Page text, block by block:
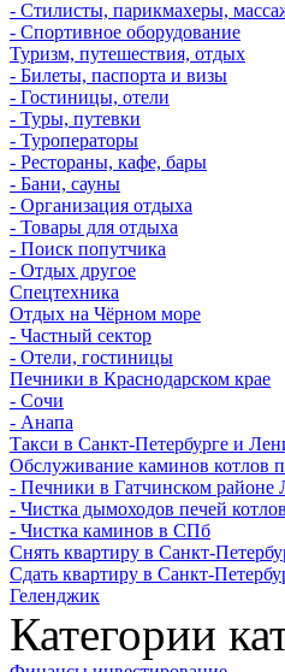
- Стилисты, парикмахеры,
- Спортивное оборудование
Туризм, путешествия, отдых
- Билеты, паспорта и визы
- Гостиницы, отели
- Туры, путевки
- Туроператоры
- Рестораны, кафе, бары
- Бани, сауны
- Организация отдыха
- Товары для отдыха
- Поиск попутчика
- Отдых другое
Спецтехника
Отдых на Чёрном море
- Частный сектор
- Отели, гостиницы
Печники в Краснодарском крае
- Сочи
- Анапа
Такси в Санкт-Петербурге и
Обслуживание каминов котлов
- Печники в Гатчинском районе
- Чистка дымоходов печей
- Чистка каминов в СПб
Снять квартиру в Санкт-
Сдать квартиру в Санкт-
Геленджик
Категории